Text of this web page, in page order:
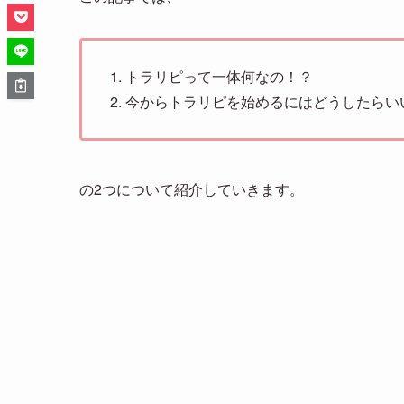
トラリピって一体何なの！？
今からトラリピを始めるにはどうしたらい
の2つについて紹介していきます。